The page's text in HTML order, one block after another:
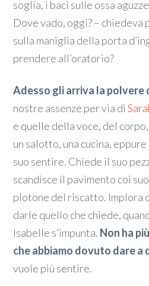
soglia, i baci sulle ossa
Dove vado, oggi? – chiedeva
sulla maniglia della porta
prendere all’oratorio?
Adesso gli arriva la polvere
nostre assenze per via di
e quelle della voce, del
un salotto, una cucina, eppure
suo sentire. Chiede il suo
scandisce il pavimento coi
plotone del riscatto. Implora
darle quello che chiede,
Isabelle s’impunta. Non ha
che abbiamo dovuto dare a
vuole più sentire.